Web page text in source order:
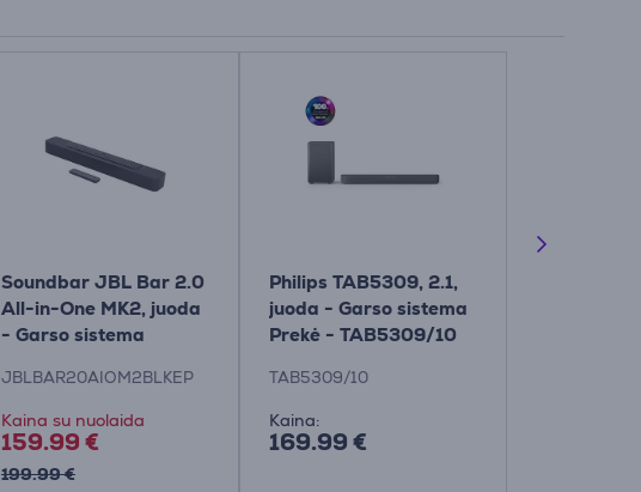
Soundbar JBL Bar 2.0
All-in-One MK2, juoda
- Garso sistema
JBLBAR20AIOM2BLKEP
Kaina su nuolaida
159.99 €
199.99 €
Philips TAB5309, 2.1,
juoda - Garso sistema
Prekė - TAB5309/10
TAB5309/10
Kaina:
169.99 €